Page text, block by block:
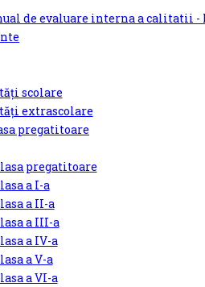
de evaluare interna a calitatii -
scolare
extrascolare
pregatitoare
pregatitoare
a I-a
a II-a
a III-a
a IV-a
a V-a
a VI-a